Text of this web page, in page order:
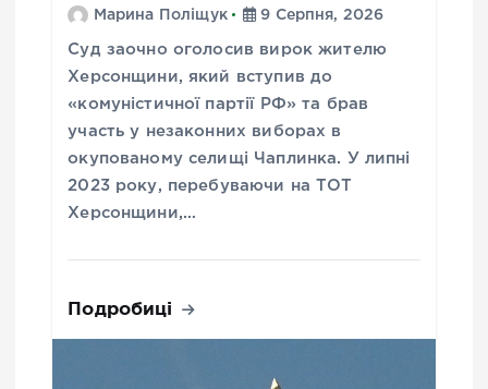
Марина Поліщук 9 Серпня, 2026
Суд заочно оголосив вирок жителю
Херсонщини, який вступив до
«комуністичної партії РФ» та брав
участь у незаконних виборах в
окупованому селищі Чаплинка. У липні
2023 року, перебуваючи на ТОТ
Херсонщини,…
Подробиці